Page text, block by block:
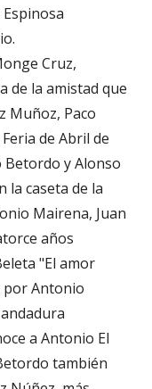
Cruz,
de la amistad que
Muñoz, Paco
de Abril de
Betordo y Alonso
la caseta de la
Mairena, Juan
años
"El amor
por Antonio
a Antonio El
también